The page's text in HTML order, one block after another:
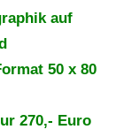
auf
50 x 80
270,- Euro